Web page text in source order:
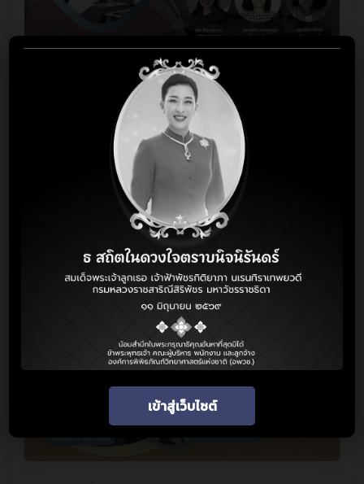
เข้าสู่เว็บไซต์
การเผยแพร่ผลงานและการใช้ประโยชน์จากงานวิจัย
การพัฒนาบุคลากร อพวช. ให้มีความพร้อมในการทำวิจัย ถือเป็น
ภารกิจที่สำคัญ เพื่อส่งเสริมการทำงานวิจัยในด้านต่าง ๆ ด้วย
หลักสูตรที่ผ่านการสำรวจความต้องการเบื้องต้นของนักวิจัย
NSM ONLY